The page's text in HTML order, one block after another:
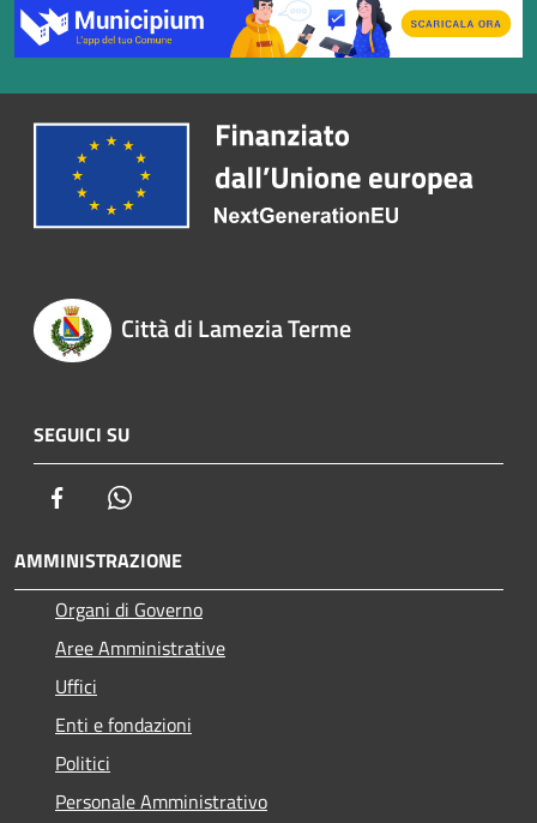
Città di Lamezia Terme
SEGUICI SU
Facebook
AMMINISTRAZIONE
Organi di Governo
Aree Amministrative
Uffici
Enti e fondazioni
Politici
Personale Amministrativo